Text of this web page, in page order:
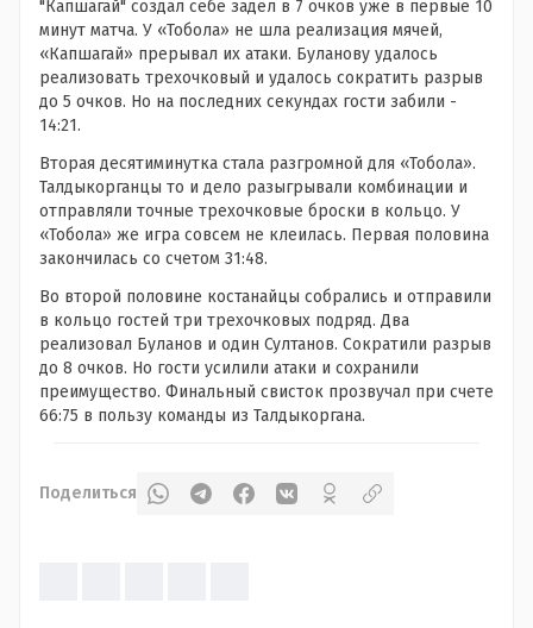
"Капшагай" создал себе задел в 7 очков уже в первые 10
минут матча. У «Тобола» не шла реализация мячей,
«Капшагай» прерывал их атаки. Буланову удалось
реализовать трехочковый и удалось сократить разрыв
до 5 очков. Но на последних секундах гости забили -
14:21.
Вторая десятиминутка стала разгромной для «Тобола».
Талдыкорганцы то и дело разыгрывали комбинации и
отправляли точные трехочковые броски в кольцо. У
«Тобола» же игра совсем не клеилась. Первая половина
закончилась со счетом 31:48.
Во второй половине костанайцы собрались и отправили
в кольцо гостей три трехочковых подряд. Два
реализовал Буланов и один Султанов. Сократили разрыв
до 8 очков. Но гости усилили атаки и сохранили
преимущество. Финальный свисток прозвучал при счете
66:75 в пользу команды из Талдыкоргана.
Поделиться